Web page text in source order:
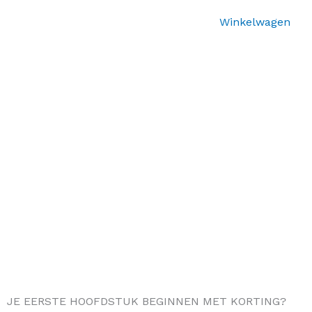
Winkelwagen
JE EERSTE HOOFDSTUK BEGINNEN MET KORTING?